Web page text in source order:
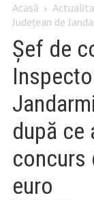
Acasă
Județean de
Șef de
după ce
concurs
euro